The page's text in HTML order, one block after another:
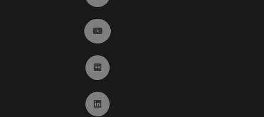
Ir a YouTube (abre en ventana nueva)
Ir a Flickr (abre en ventana nueva)
Ir a Linkedin (abre en ventana nueva)